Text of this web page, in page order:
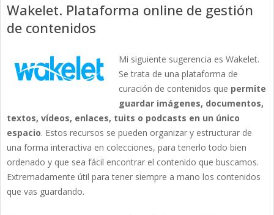
Wakelet. Plataforma online de gestión
de contenidos
Mi siguiente sugerencia es Wakelet.
Se trata de una plataforma de
curación de contenidos que permite
guardar imágenes, documentos,
textos, vídeos, enlaces, tuits o podcasts en un único
espacio. Estos recursos se pueden organizar y estructurar de
una forma interactiva en colecciones, para tenerlo todo bien
ordenado y que sea fácil encontrar el contenido que buscamos.
Extremadamente útil para tener siempre a mano los contenidos
que vas guardando.